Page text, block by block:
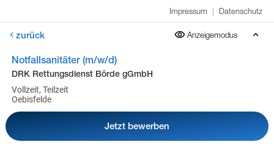
Impressum | Datenschutz
zurück Anzeigemodus
Notfallsanitäter (m/w/d)
DRK Rettungsdienst Börde gGmbH
Vollzeit, Teilzeit
Oebisfelde
Jetzt bewerben